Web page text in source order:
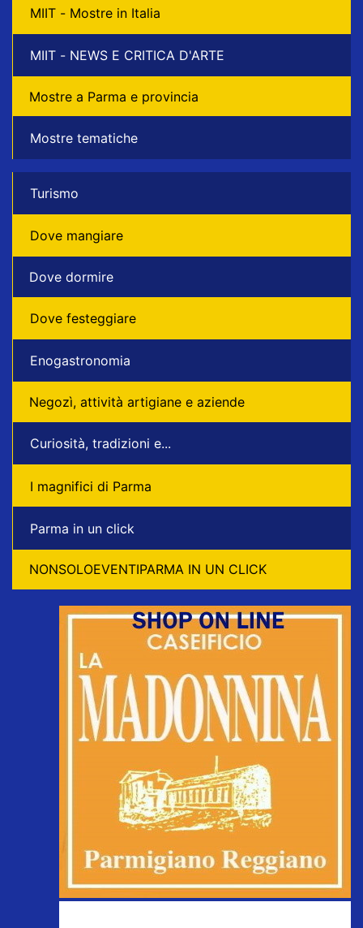
MIIT - Mostre in Italia
MIIT - NEWS E CRITICA D'ARTE
Mostre a Parma e provincia
Mostre tematiche
Turismo
Dove mangiare
Dove dormire
Dove festeggiare
Enogastronomia
Negozì, attività artigiane e aziende
Curiosità, tradizioni e...
I magnifici di Parma
Parma in un click
NONSOLOEVENTIPARMA IN UN CLICK